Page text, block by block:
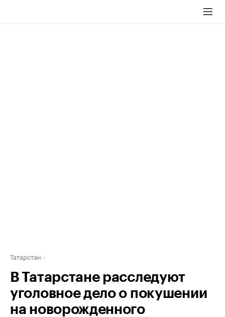
Татарстан
В Татарстане расследуют
уголовное дело о покушении
на новорожденного